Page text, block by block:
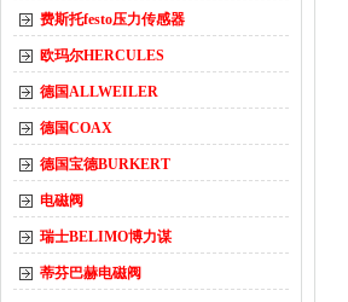
费斯托festo压力传感器
欧玛尔HERCULES
德国ALLWEILER
德国COAX
德国宝德BURKERT
电磁阀
瑞士BELIMO博力谋
蒂芬巴赫电磁阀